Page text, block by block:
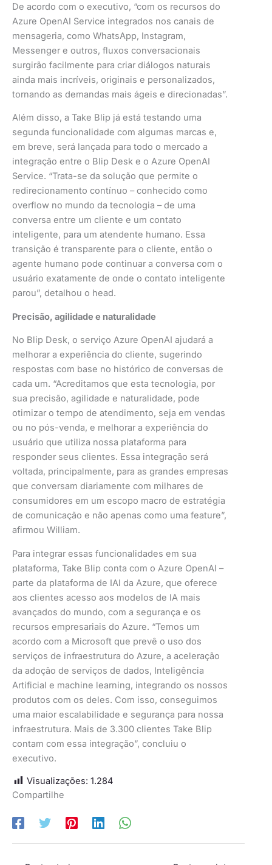
De acordo com o executivo, “com os recursos do
Azure OpenAI Service integrados nos canais de
mensageria, como WhatsApp, Instagram,
Messenger e outros, fluxos conversacionais
surgirão facilmente para criar diálogos naturais
ainda mais incríveis, originais e personalizados,
tornando as demandas mais ágeis e direcionadas”.
Além disso, a Take Blip já está testando uma
segunda funcionalidade com algumas marcas e,
em breve, será lançada para todo o mercado a
integração entre o Blip Desk e o Azure OpenAI
Service. “Trata-se da solução que permite o
redirecionamento contínuo – conhecido como
overflow no mundo da tecnologia – de uma
conversa entre um cliente e um contato
inteligente, para um atendente humano. Essa
transição é transparente para o cliente, então o
agente humano pode continuar a conversa com o
usuário exatamente de onde o contato inteligente
parou”, detalhou o head.
Precisão, agilidade e naturalidade
No Blip Desk, o serviço Azure OpenAI ajudará a
melhorar a experiência do cliente, sugerindo
respostas com base no histórico de conversas de
cada um. “Acreditamos que esta tecnologia, por
sua precisão, agilidade e naturalidade, pode
otimizar o tempo de atendimento, seja em vendas
ou no pós-venda, e melhorar a experiência do
usuário que utiliza nossa plataforma para
responder seus clientes. Essa integração será
voltada, principalmente, para as grandes empresas
que conversam diariamente com milhares de
consumidores em um escopo macro de estratégia
de comunicação e não apenas como uma feature”,
afirmou William.
Para integrar essas funcionalidades em sua
plataforma, Take Blip conta com o Azure OpenAI –
parte da plataforma de IAI da Azure, que oferece
aos clientes acesso aos modelos de IA mais
avançados do mundo, com a segurança e os
recursos empresariais do Azure. “Temos um
acordo com a Microsoft que prevê o uso dos
serviços de infraestrutura do Azure, a aceleração
da adoção de serviços de dados, Inteligência
Artificial e machine learning, integrando os nossos
produtos com os deles. Com isso, conseguimos
uma maior escalabilidade e segurança para nossa
infraestrutura. Mais de 3.300 clientes Take Blip
contam com essa integração”, concluiu o
executivo.
Visualizações: 1.284
Compartilhe